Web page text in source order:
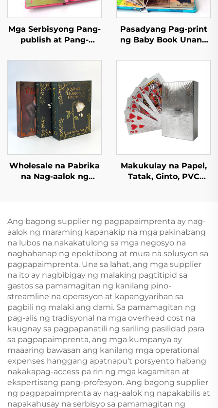
Mga Serbisyong Pang-
publish at Pang-
Kwento ng Pagtulog
Aklat na Pampalabas
para sa Kindergarten
na May Hardcover
Pasadyang Pag-print
ng Baby Book Unang
Edukasyon na
Hardcover na Board
Book
Wholesale na Pabrika
na Nag-aalok ng
Hardcover na Aklat na
May Dami, at
Pininturahan ang mga
Gilid
Makukulay na Papel,
Tatak, Ginto, PVC
may Kahon na May
Pag-print sa Harap at
Likod
Ang bagong supplier ng pagpapaimprenta ay nag-
aalok ng maraming kapanakip na mga pakinabang
na lubos na nakakatulong sa mga negosyo na
naghahanap ng epektibong at mura na solusyon sa
pagpapaimprenta. Una sa lahat, ang mga supplier
na ito ay nagbibigay ng malaking pagtitipid sa
gastos sa pamamagitan ng kanilang pino-
streamline na operasyon at kapangyarihan sa
pagbili ng malaki ang dami. Sa pamamagitan ng
pag-alis ng tradisyonal na mga overhead cost na
kaugnay sa pagpapanatili ng sariling pasilidad para
sa pagpapaimprenta, ang mga kumpanya ay
maaaring bawasan ang kanilang mga operational
expenses hanggang apatnapu't porsyento habang
nakakapag-access pa rin ng mga kagamitan at
ekspertisang pang-profesyon. Ang bagong supplier
ng pagpapaimprenta ay nag-aalok ng napakabilis at
napakahusay na serbisyo sa pamamagitan ng